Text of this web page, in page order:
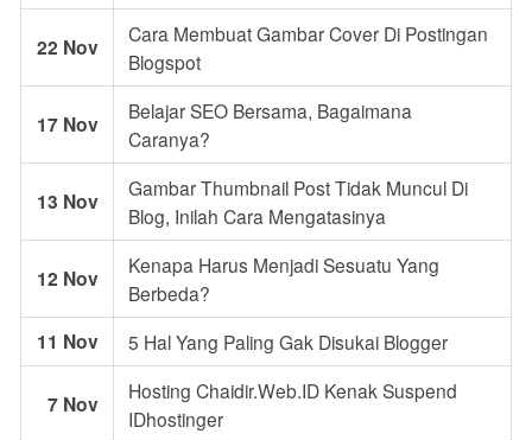
22 Nov
Cara Membuat Gambar Cover Di Postingan
Blogspot
17 Nov
Belajar SEO Bersama, Bagaimana
Caranya?
13 Nov
Gambar Thumbnail Post Tidak Muncul Di
Blog, Inilah Cara Mengatasinya
12 Nov
Kenapa Harus Menjadi Sesuatu Yang
Berbeda?
11 Nov 5 Hal Yang Paling Gak Disukai Blogger
7 Nov
Hosting Chaidir.Web.ID Kenak Suspend
IDhostinger